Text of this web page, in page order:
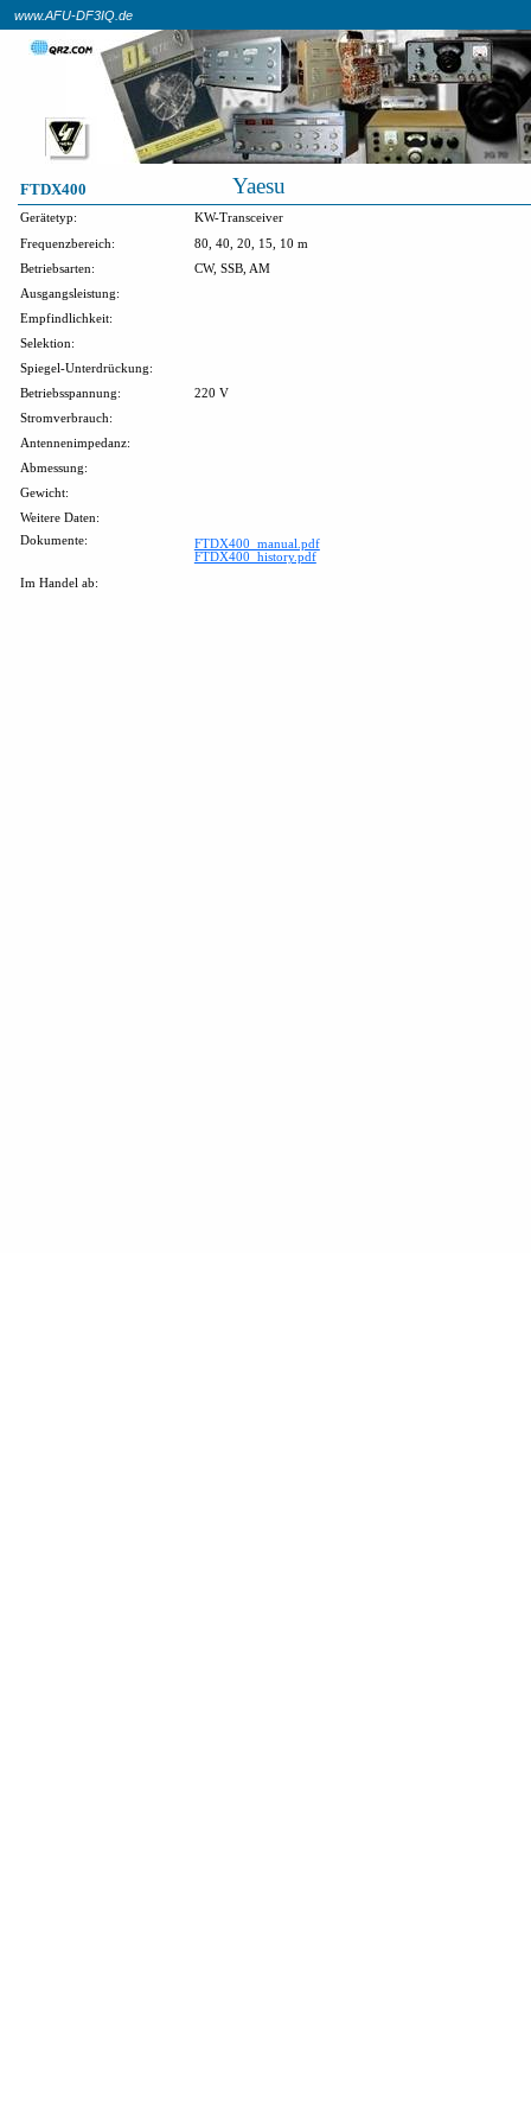
FTDX400 Yaesu
www.AFU-DF3IQ.de
Gerätetyp:
KW-Transceiver
Frequenzbereich:
80, 40, 20, 15, 10 m
Betriebsarten:
CW, SSB, AM
Ausgangsleistung:
Empfindlichkeit:
Selektion:
Spiegel-Unterdrückung:
Betriebsspannung:
220 V
Stromverbrauch:
Antennenimpedanz:
Abmessung:
Gewicht:
Weitere Daten:
Dokumente:
FTDX400_manual.pdf
FTDX400_history.pdf
Im Handel ab: